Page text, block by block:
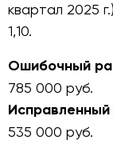
квартал 2025
1,10.
Ошибочный
785 000 руб.
Исправленный
535 000 руб.